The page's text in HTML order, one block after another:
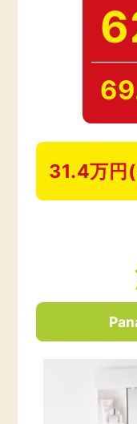
31.4万円